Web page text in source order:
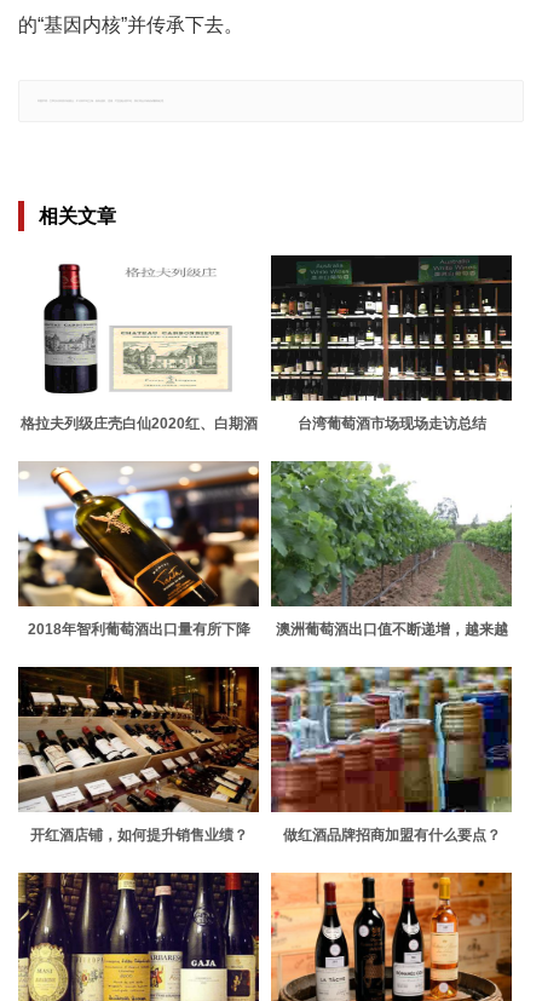
的“基因内核”并传承下去。
相关文章
格拉夫列级庄壳白仙2020红、白期酒
台湾葡萄酒市场现场走访总结
2018年智利葡萄酒出口量有所下降
澳洲葡萄酒出口值不断递增，越来越
开红酒店铺，如何提升销售业绩？ 做红酒品牌招商加盟有什么要点？